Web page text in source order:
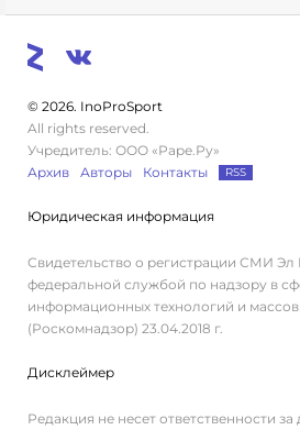
© 2026. InoProSport
All rights reserved.
Учредитель: ООО «Раре.Ру»
Архив
Авторы Контакты RSS
Юридическая информация
Свидетельство о регистрации СМИ
федеральной службой по надзору в
информационных технологий и
(Роскомнадзор) 23.04.2018 г.
Дисклеймер
Редакция не несет ответственности